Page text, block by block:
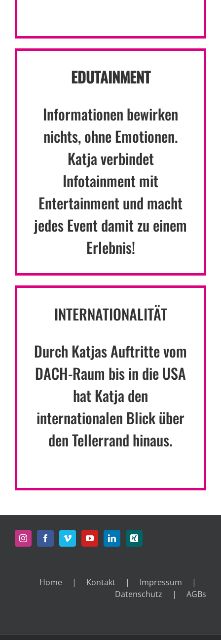
EDUTAINMENT
Informationen bewirken
nichts, ohne Emotionen.
Katja verbindet
Infotainment mit
Entertainment und macht
jedes Event damit zu einem
Erlebnis!
INTERNATIONALITÄT
Durch Katjas Auftritte vom
DACH-Raum bis in die USA
hat Katja den
internationalen Blick über
den Tellerrand hinaus.
Home Kontakt
Impressum
Datenschutz
AGBs